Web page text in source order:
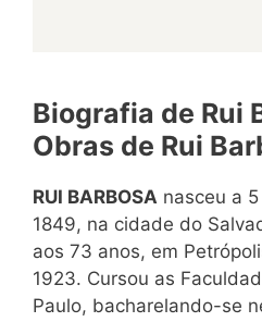
Biografia de Rui
Obras de Rui
RUI BARBOSA nasceu a
1849, na cidade do
aos 73 anos, em
1923. Cursou as
Paulo, bacharelando-se